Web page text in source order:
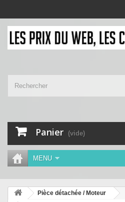
Panier (vide)
MENU
Pièce détachée / Moteur